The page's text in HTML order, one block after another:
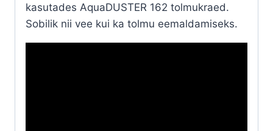
kasutades AquaDUSTER 162 tolmukraed.
Sobilik nii vee kui ka tolmu eemaldamiseks.